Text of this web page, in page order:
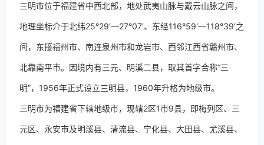
三明市位于福建省中西北部，地处武夷山脉与戴云山脉之间，
地理坐标介于北纬25°29′—27°07′、东经116°59′—118°39′之
间，东接福州市、南连泉州市和龙岩市、西邻江西省赣州市、
北靠南平市。因境内有三元、明溪二县，取其首字合称“三
明”，1956年正式设立三明县，1960年升格为地级市。
三明市为福建省下辖地级市，现辖2区1市9县，即梅列区、三
元区、永安市及明溪县、清流县、宁化县、大田县、尤溪县、